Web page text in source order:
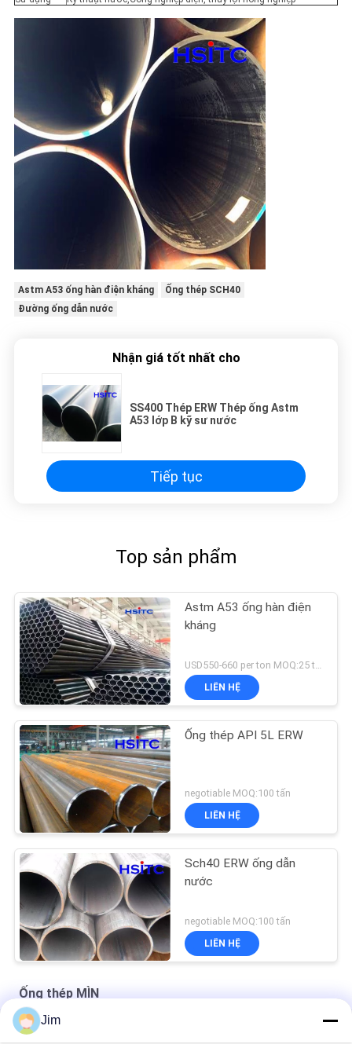
Astm A53 ống hàn điện kháng
Ống thép SCH40
Đường ống dẫn nước
Nhận giá tốt nhất cho
SS400 Thép ERW Thép ống Astm
A53 lớp B kỹ sư nước
Tiếp tục
Top sản phẩm
Astm A53 ống hàn điện
kháng
USD550-660 per ton MOQ:25 tấn
LIÊN HỆ
Ống thép API 5L ERW
negotiable MOQ:100 tấn
LIÊN HỆ
Sch40 ERW ống dẫn
nước
negotiable MOQ:100 tấn
LIÊN HỆ
Ống thép MÌN
Astm A53 Gr.B 4" Sch60 ERW ống thép hơi nước màu đen
Jim